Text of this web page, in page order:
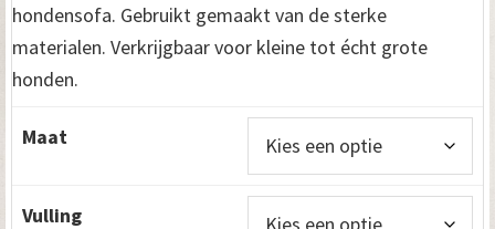
€ 795.00
hondensofa. Gebruikt gemaakt van de sterke
materialen. Verkrijgbaar voor kleine tot écht grote
honden.
Maat
Vulling